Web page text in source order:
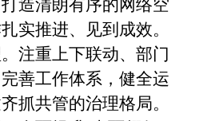
实推进、见到成效。
注重上下联动、部门
善工作体系，健全运
抓共管的治理格局。